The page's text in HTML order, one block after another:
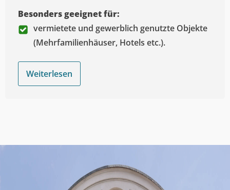
Besonders geeignet für:
vermietete und gewerblich genutzte Objekte
(Mehrfamilienhäuser, Hotels etc.).
Weiterlesen